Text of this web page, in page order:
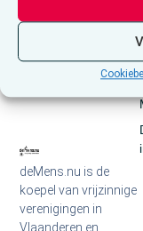
deMens.nu is de
koepel van vrijzinnige
verenigingen in
Vlaanderen en